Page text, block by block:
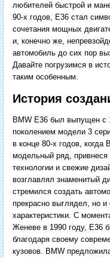
любителей быстрой и
90-х годов, E36 стал
сочетания мощных
и, конечно же,
автомобиль до сих пор
Давайте погрузимся в
таким особенным.
История
BMW E36 был выпущен с
поколением модели 3
в конце 80-х годов, когда
модельный ряд, привнеся
технологии и свежие
возглавлял знаменитый
стремился создать
прекрасно выглядел, но
характеристики. С
Женеве в 1990 году, E36
благодаря своему
кузовов. BMW